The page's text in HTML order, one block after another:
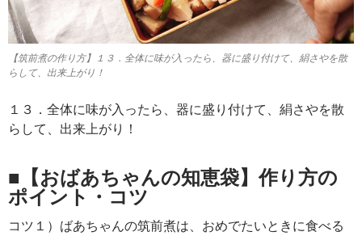
【筑前煮の作り方】１３．全体に味が入ったら、器に盛り付けて、絹さやを散
らして、出来上がり！
１３．全体に味が入ったら、器に盛り付けて、絹さやを散
らして、出来上がり！
■【おばあちゃんの知恵袋】作り方の
ポイント・コツ
コツ１）ばあちゃんの筑前煮は、おめでたいときに食べる